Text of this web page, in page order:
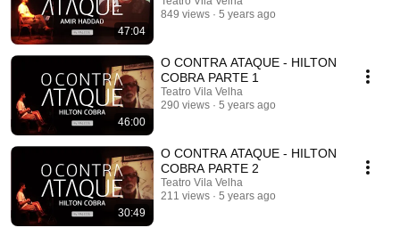
políticos porque somos atores”.
47:04
849 views
5 years ago
46:00
O CONTRA ATAQUE - HILTON
COBRA PARTE 1
Teatro Vila Velha
290 views
5 years ago
30:49
O CONTRA ATAQUE - HILTON
COBRA PARTE 2
Teatro Vila Velha
211 views
5 years ago